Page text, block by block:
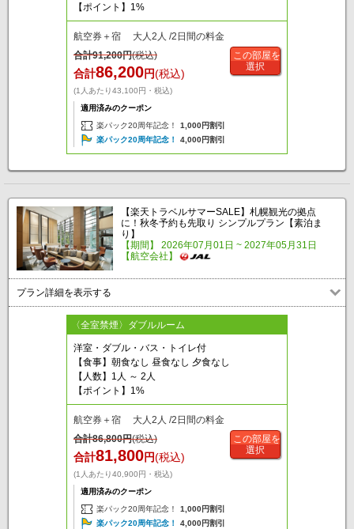
【ポイント】1%
航空券＋宿 大人2人 /2日間の料金
合計91,200円(税込)
合計86,200円(税込)
(1人あたり43,100円・税込)
適用済みのクーポン
楽パック20周年記念！
1,000円割引
楽パック20周年記念！
4,000円割引
この部屋を
選択
【楽天トラベルサマーSALE】札幌観光の拠点
に！秋冬予約も先取り シンプルプラン【素泊ま
り】
【期間】 2026年07月01日 ~ 2027年05月31日
【航空会社】
プラン詳細を表示する
〈全室禁煙〉ダブルルーム
洋室・ダブル・バス・トイレ付
【食事】朝食なし 昼食なし 夕食なし
【人数】1人 ～ 2人
【ポイント】1%
航空券＋宿 大人2人 /2日間の料金
合計86,800円(税込)
合計81,800円(税込)
(1人あたり40,900円・税込)
適用済みのクーポン
楽パック20周年記念！
1,000円割引
楽パック20周年記念！
4,000円割引
この部屋を
選択